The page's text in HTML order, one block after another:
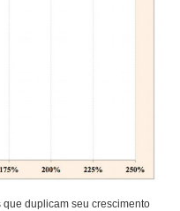
duplicam seu crescimento